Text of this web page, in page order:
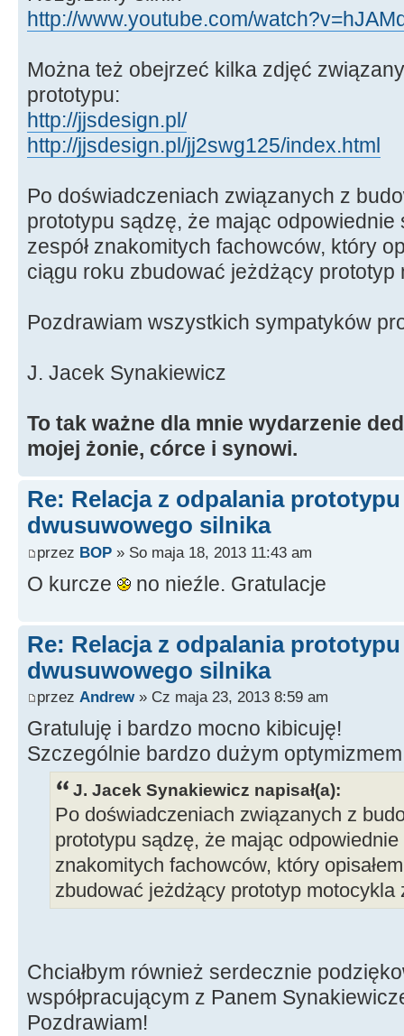
http://www.youtube.com/
Można też obejrzeć kilka zdjęć
prototypu:
http://jjsdesign.pl/
http://jjsdesign.pl/jj2swg125/index.html
Po doświadczeniach związanych z
prototypu sądzę, że mając odpowiednie
zespół znakomitych fachowców, który
ciągu roku zbudować jeżdżący prototyp
Pozdrawiam wszystkich sympatyków
J. Jacek Synakiewicz
To tak ważne dla mnie wydarzenie
mojej żonie, córce i synowi.
Re: Relacja z odpalania
dwusuwowego silnika
przez BOP » So maja 18, 2013 11:43 am
O kurcze no nieźle. Gratulacje
Re: Relacja z odpalania
dwusuwowego silnika
przez Andrew» Cz maja 23, 2013 8:59 am
Gratuluję i bardzo mocno kibicuję!
Szczególnie bardzo dużym
J. Jacek Synakiewicz napisał(a):
Po doświadczeniach związanych z
prototypu sądzę, że mając
znakomitych fachowców, który
zbudować jeżdżący prototyp motocykla
Chciałbym również serdecznie
współpracującym z Panem
Pozdrawiam!